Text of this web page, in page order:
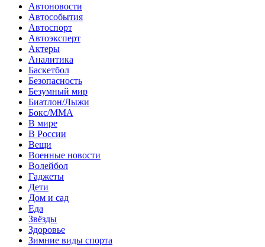
Автоновости
Автособытия
Автоспорт
Автоэксперт
Актеры
Аналитика
Баскетбол
Безопасность
Безумный мир
Биатлон/Лыжи
Бокс/MMA
В мире
В России
Вещи
Военные новости
Волейбол
Гаджеты
Дети
Дом и сад
Еда
Звёзды
Здоровье
Зимние виды спорта